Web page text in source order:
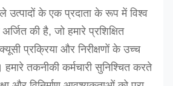
उपचार जस्ती और ग्रीस मुक्त हो सकता है, ग्रीस के
ताकत और
वर्किंग लोड लिमिटेड
5: 1 है।
सुरक्षा कारक 4: 1 है।
6: 1 है।
उत्पादों के एक प्रदाता के रूप में विश्व
की है, जो हमारे प्रशिक्षित
प्रक्रिया और निरीक्षणों के उच्च
हमारे तकनीकी कर्मचारी सुनिश्चित करते